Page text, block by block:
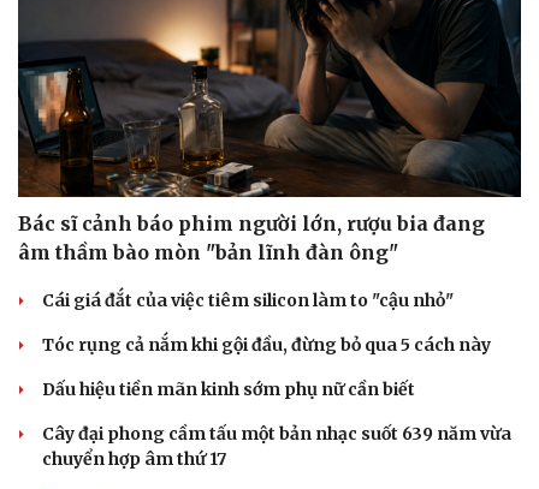
Bác sĩ cảnh báo phim người lớn, rượu bia đang
âm thầm bào mòn "bản lĩnh đàn ông"
Cái giá đắt của việc tiêm silicon làm to "cậu nhỏ"
Tóc rụng cả nắm khi gội đầu, đừng bỏ qua 5 cách này
Dấu hiệu tiền mãn kinh sớm phụ nữ cần biết
Cây đại phong cầm tấu một bản nhạc suốt 639 năm vừa
chuyển hợp âm thứ 17